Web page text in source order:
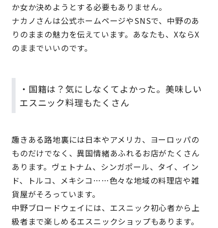
か女か決めようとする必要もありません。
ナカノさんは公式ホームページやSNSで、中野のあ
りのままの魅力を伝えています。あなたも、XならX
のままでいいのです。
・国籍は？気にしなくてよかった。美味しい
エスニック料理もたくさん
趣きある路地裏には日本やアメリカ、ヨーロッパの
ものだけでなく、異国情緒あふれるお店がたくさん
あります。ヴェトナム、シンガポール、タイ、イン
ド、トルコ、メキシコ……色々な地域の料理店や雑
貨屋がそろっています。
中野ブロードウェイには、エスニック初心者から上
級者まで楽しめるエスニックショップもあります。